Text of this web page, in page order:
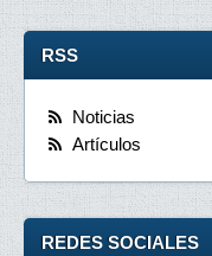
RSS
Noticias
Artículos
REDES SOCIALES